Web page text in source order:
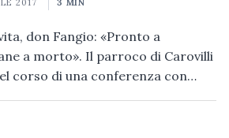
2017 3 MIN
don Fangio: «Pronto a
a morto». Il parroco di Carovilli
corso di una conferenza con…